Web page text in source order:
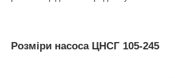
Розміри насоса ЦНСГ 105-245